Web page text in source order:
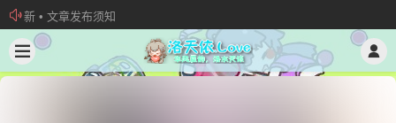
新 • 文章发布须知
欢迎加入“VOCALOID洛天依“QQ群！
加入本站管理团队